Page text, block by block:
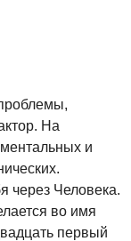
На
и
через Человека.
во имя
первый